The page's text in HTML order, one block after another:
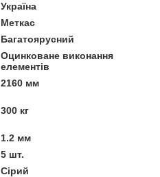
Україна
Меткас
Багатоярусний
Оцинковане виконання
елементів
2160 мм
300 кг
1.2 мм
5 шт.
Сірий